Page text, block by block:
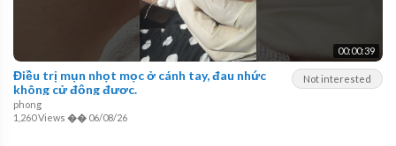
00:00:39
Not interested
Điều trị mụn nhọt mọc ở cánh tay, đau nhức
không cử động được.
phong
1,260 Views �� 06/08/26